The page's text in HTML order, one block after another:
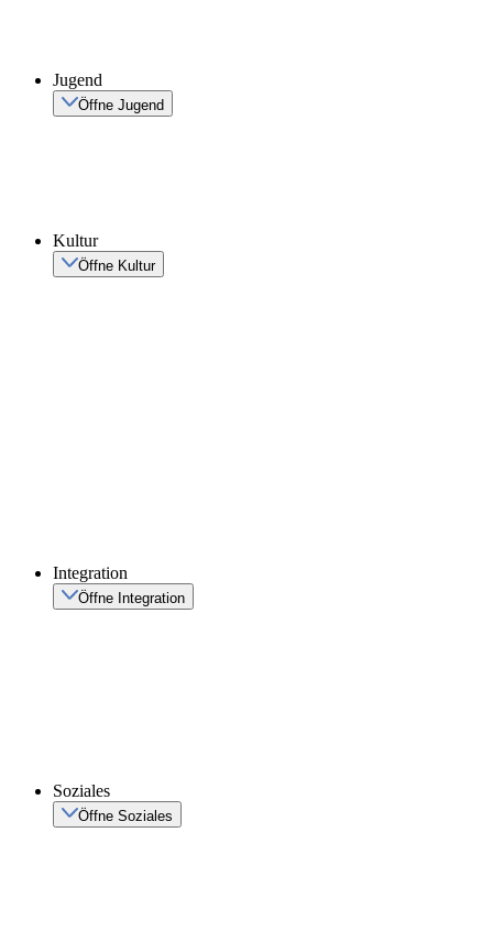
Jugend
Öffne Jugend
Kultur
Öffne Kultur
Integration
Öffne Integration
Soziales
Öffne Soziales